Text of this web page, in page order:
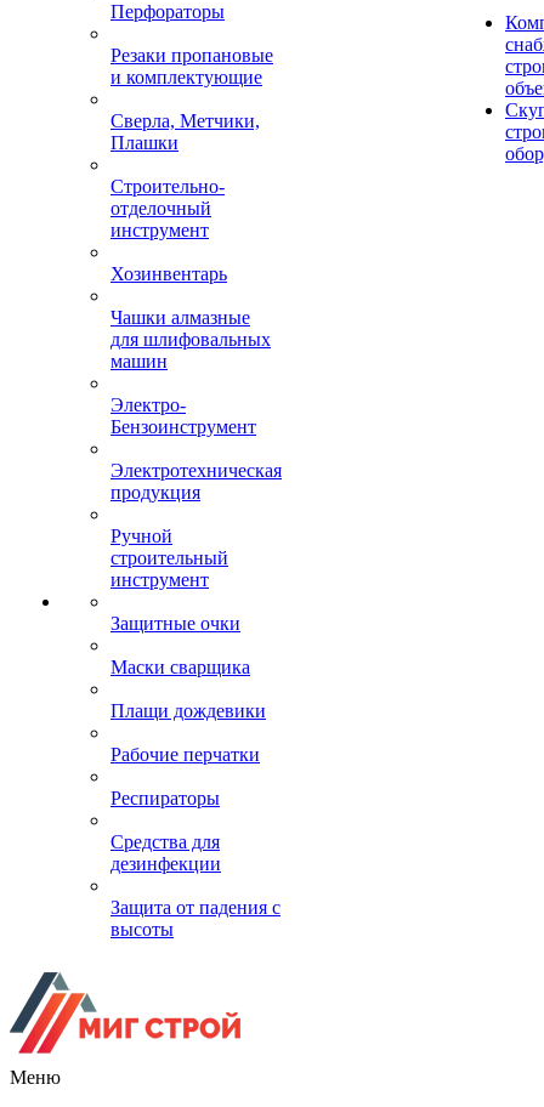
Перфораторы
Резаки пропановые
и комплектующие
Сверла, Метчики,
Плашки
Строительно-
отделочный
инструмент
Хозинвентарь
Чашки алмазные
для шлифовальных
машин
Электро-
Бензоинструмент
Электротехническая
продукция
Ручной
строительный
инструмент
Защитные очки
Маски сварщика
Плащи дождевики
Рабочие перчатки
Респираторы
Средства для
дезинфекции
Защита от падения с
высоты
Меню